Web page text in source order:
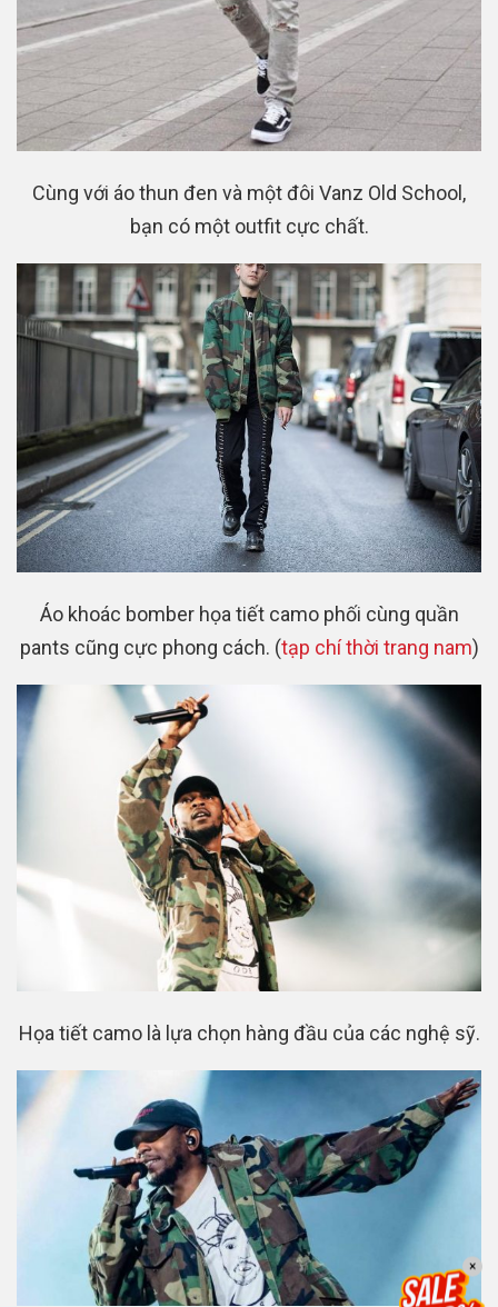
Cùng với áo thun đen và một đôi Vanz Old School,
bạn có một outfit cực chất.
Áo khoác bomber họa tiết camo phối cùng quần
pants cũng cực phong cách. (tạp chí thời trang nam)
Họa tiết camo là lựa chọn hàng đầu của các nghệ sỹ.
×